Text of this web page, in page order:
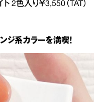
2色入り￥3,550（TAT）
ジ系カラーを満喫！